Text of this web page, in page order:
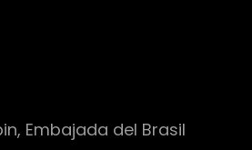
Embajada del Brasil